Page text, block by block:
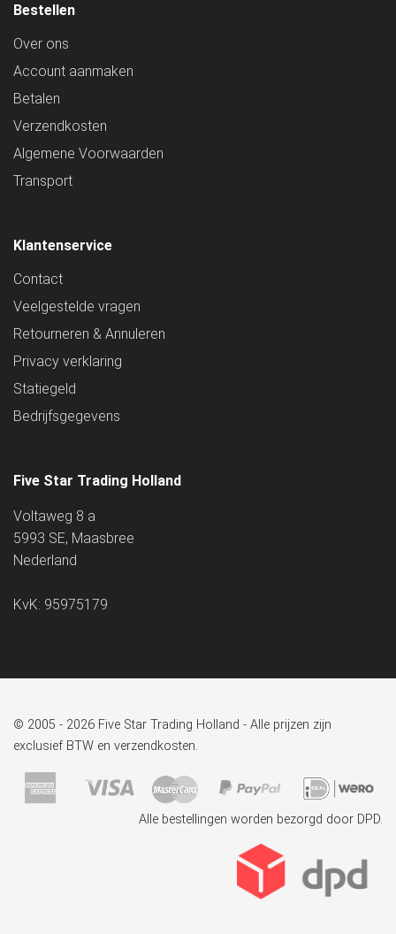
Bestellen
Over ons
Account aanmaken
Betalen
Verzendkosten
Algemene Voorwaarden
Transport
Klantenservice
Contact
Veelgestelde vragen
Retourneren & Annuleren
Privacy verklaring
Statiegeld
Bedrijfsgegevens
Five Star Trading Holland
Voltaweg 8 a
5993 SE, Maasbree
Nederland
KvK: 95975179
© 2005 - 2026 Five Star Trading Holland - Alle prijzen zijn
exclusief BTW en verzendkosten.
Alle bestellingen worden bezorgd door DPD.